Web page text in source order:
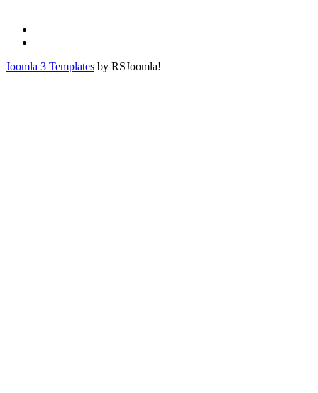
Joomla 3 Templates by RSJoomla!